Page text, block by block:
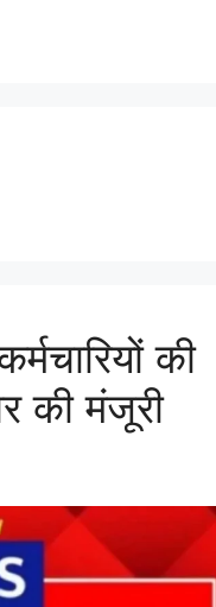
की
की मंजूरी